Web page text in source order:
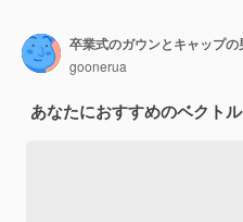
goonerua
あなたにおすすめのベクトル